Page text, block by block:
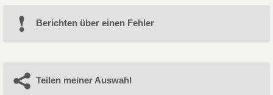
Berichten über einen Fehler
Teilen meiner Auswahl